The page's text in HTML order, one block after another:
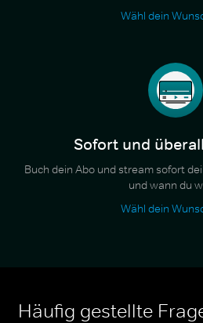
Wähl dein
Sofort und
Buch dein Abo und stream sofort
und wann du
Wähl dein
Häufig gestellte